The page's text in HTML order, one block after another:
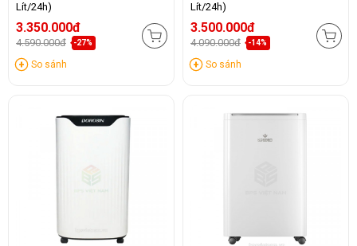
Lít/24h)
3.350.000đ
4.590.000đ -27%
So sánh
Lít/24h)
3.500.000đ
4.090.000đ -14%
So sánh